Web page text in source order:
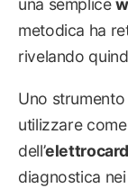
una semplice
metodica ha
rivelando
Uno
utilizzare
dell’
diagnostica